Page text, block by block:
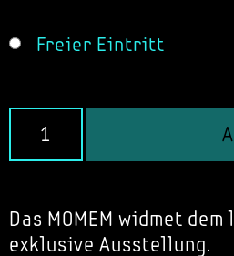
Freier Eintritt
Das MOMEM widmet
exklusive Ausstellung.